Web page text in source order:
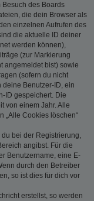
Besuch des Boards
die dein Browser als
einzelnen Aufrufen des
die aktuelle ID deiner
werden können),
(zur Markierung
angemeldet bist) sowie
(sofern du nicht
Benutzer-ID, ein
ID gespeichert. Die
von einem Jahr. Alle
„Alle Cookies löschen“
bei der Registrierung,
angibst. Für die
Benutzername, eine E-
durch den Betreiber
so ist dies für dich vor
erstellst, so werden